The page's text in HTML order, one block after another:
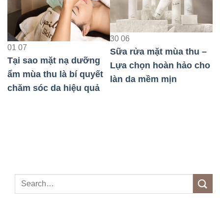
01 07
Tại sao mặt nạ dưỡng
ẩm mùa thu là bí quyết
chăm sóc da hiệu quả
30 06
Sữa rửa mặt mùa thu –
Lựa chọn hoàn hảo cho
làn da mềm mịn